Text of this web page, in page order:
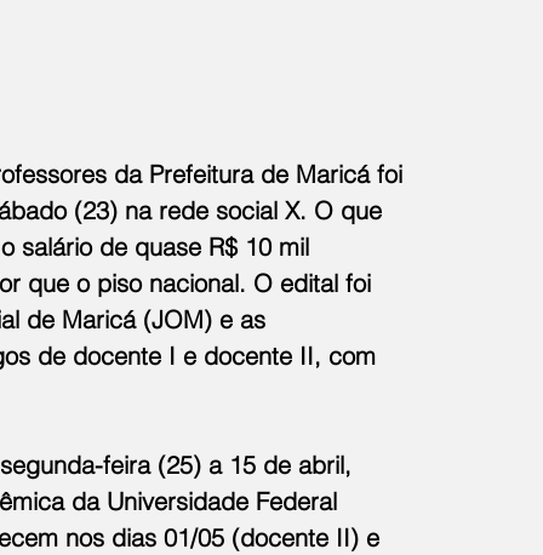
da Prefeitura de Maricá foi
(23) na rede social X. O que
salário de quase R$ 10 mil
que o piso nacional. O edital foi
de Maricá (JOM) e as
de docente I e docente II, com
feira (25) a 15 de abril,
da Universidade Federal
nos dias 01/05 (docente II) e